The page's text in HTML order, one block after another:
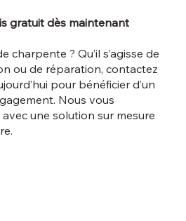
gratuit dès maintenant
charpente ? Qu’il s’agisse de
ou de réparation, contactez
pour bénéficier d’un
Nous vous
une solution sur mesure